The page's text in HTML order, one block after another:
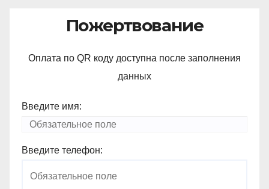
Пожертвование
Оплата по QR коду доступна после заполнения
данных
Введите имя:
Введите телефон: